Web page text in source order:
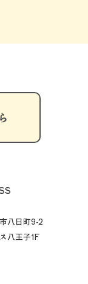
八日町9-2
八王子1F